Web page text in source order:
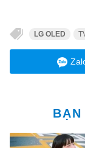
LG OLED